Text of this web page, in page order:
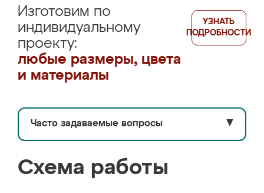
Изготовим по
индивидуальному
проекту:
любые размеры, цвета
и материалы
УЗНАТЬ
ПОДРОБНОСТИ
Часто задаваемые вопросы ▼
Схема работы